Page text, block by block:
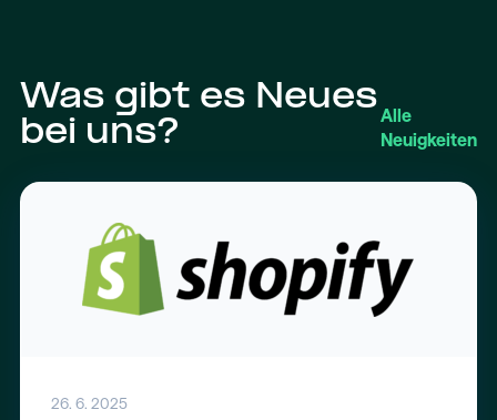
Was gibt es Neues
bei uns?
Alle
Neuigkeiten
26. 6. 2025